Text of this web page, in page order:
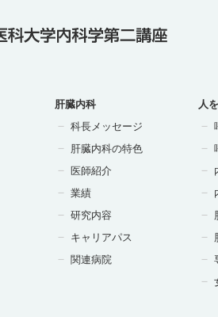
肝臓内科
科長メッセージ
肝臓内科の特色
医師紹介
業績
研究内容
キャリアパス
関連病院
人